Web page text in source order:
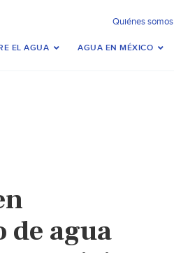
Quiénes somos
EL AGUA AGUA EN MÉXICO
de agua